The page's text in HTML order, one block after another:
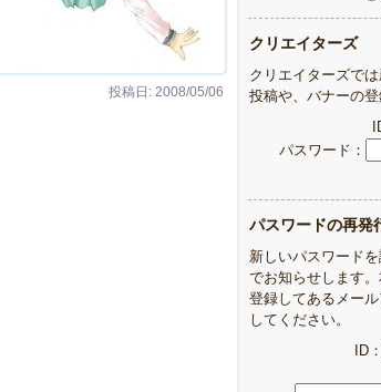
投稿日: 2008/05/06
クリエイターズ
クリエイターズで
投稿や、バナーの登
パスワード：
パスワードの再発
新しいパスワード
でお知らせします。
登録してあるメー
してください。
ID：